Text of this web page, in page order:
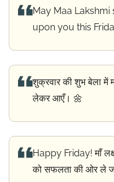
May Maa
upon you this
शुक्रवार की शुभ बेला में
लेकर आएँ। 🌼
Happy Friday! माँ
को सफलता की ओर ले